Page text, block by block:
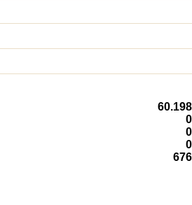
60.198
0
0
0
676